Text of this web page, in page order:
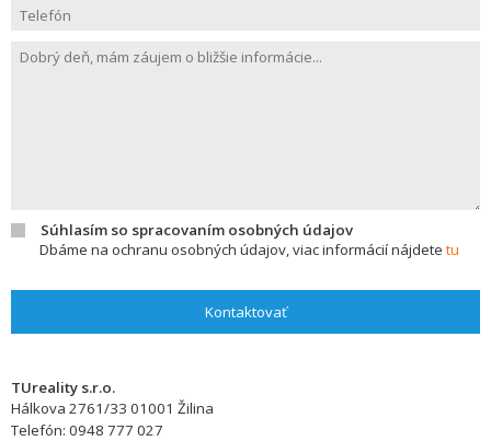
Súhlasím so spracovaním osobných údajov
Dbáme na ochranu osobných údajov, viac informácií nájdete tu
Kontaktovať
TUreality s.r.o.
Hálkova 2761/33 01001 Žilina
Telefón: 0948 777 027